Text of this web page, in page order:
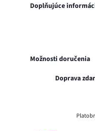
Doplňujúce
Možnosti doručenia
Doprava